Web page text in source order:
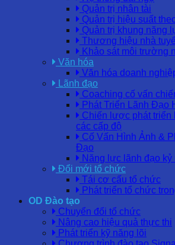
Quản trị nhân tài
Quản trị hiệu suất
Quản trị khung năng
Thương hiệu nhà
Khảo sát môi trường
Văn hóa
Văn hóa doanh
Lãnh đạo
Coaching cố vấn
Phát Triển Lãnh Đạo
Chiến lược phát triển
các cấp độ
Cố Vấn Hình Ảnh &
Đạo
Năng lực lãnh đạo kỷ
Đổi mới tổ chức
Tái cơ cấu tổ chức
Phát triển tổ chức
OD Đào tạo
Chuyển đổi tổ chức
Nâng cao hiệu quả thực thi
Phát triển kỹ năng lõi